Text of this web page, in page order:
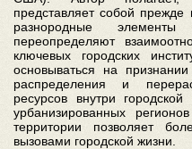
представляет собой прежде
разнородные
переопределяют
ключевых городских
основываться на
распределения и
ресурсов внутри
урбанизированных
территории позволяет
вызовами городской жизни.